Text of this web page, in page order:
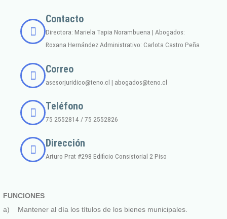
Contacto
Directora: Mariela Tapia Norambuena | Abogados:
Roxana Hernández Administrativo: Carlota Castro Peña
Correo
asesorjuridico@teno.cl | abogados@teno.cl
Teléfono
75 2552814 / 75 2552826
Dirección
Arturo Prat #298 Edificio Consistorial 2 Piso
FUNCIONES
a) Mantener al día los títulos de los bienes municipales.